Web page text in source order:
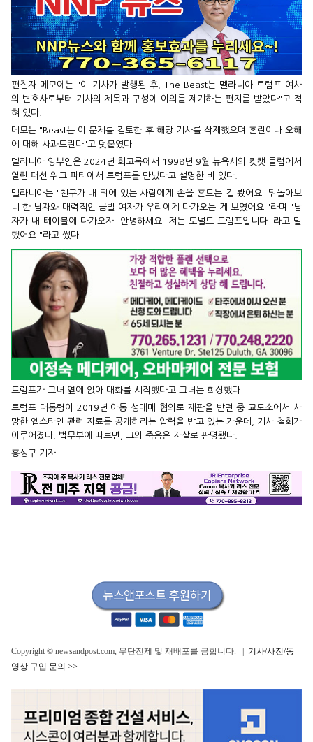
편집자 메모에는 "이 기사가 발행된 후, The Beast는 멜라니아 트럼프 여사
의 변호사로부터 기사의 제목과 구성에 이의를 제기하는 편지를 받았다"고 적
혀 있다.
메모는 "Beast는 이 문제를 검토한 후 해당 기사를 삭제했으며 혼란이나 오해
에 대해 사과드린다"고 덧붙였다.
멜라니아 영부인은 2024년 회고록에서 1998년 9월 뉴욕시의 킷캣 클럽에서
열린 패션 위크 파티에서 트럼프를 만났다고 설명한 바 있다.
멜라니아는 "친구가 내 뒤에 있는 사람에게 손을 흔드는 걸 봤어요. 뒤돌아보
니 한 남자와 매력적인 금발 여자가 우리에게 다가오는 게 보였어요."라며 "남
자가 내 테이블에 다가오자 '안녕하세요. 저는 도널드 트럼프입니다.'라고 말
했어요."라고 썼다.
트럼프가 그녀 옆에 앉아 대화를 시작했다고 그녀는 회상했다.
트럼프 대통령이 2019년 아동 성매매 혐의로 재판을 받던 중 교도소에서 사
망한 엡스타인 관련 자료를 공개하라는 압력을 받고 있는 가운데, 기사 철회가
이루어졌다. 법무부에 따르면, 그의 죽음은 자살로 판명됐다.
홍성구 기자
Copyright © newsandpost.com, 무단전제 및 재배포를 금합니다. | 기사/사진/동
영상 구입 문의 >>